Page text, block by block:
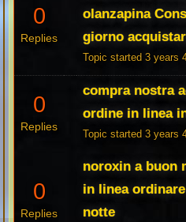
0
Replies
olanzapina
giorno
Topic started 3 years
0
Replies
compra nostra
ordine in linea
Topic started 3 years
0
Replies
noroxin a buon
in linea
notte